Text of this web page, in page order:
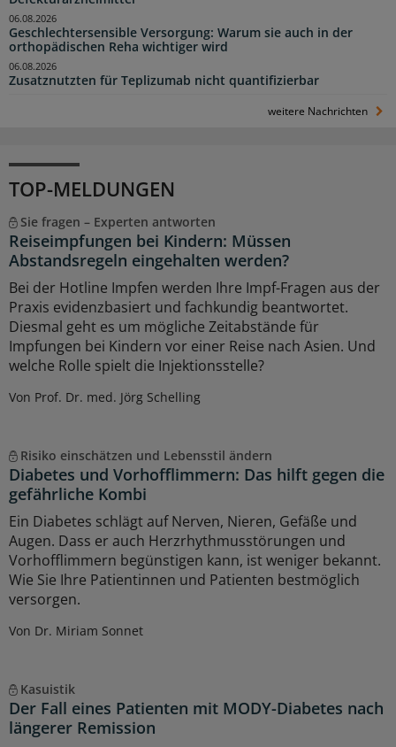
Geschlechtersensible Versorgung: Warum sie auch in der
orthopädischen Reha wichtiger wird
06.08.2026
Zusatznutzten für Teplizumab nicht quantifizierbar
06.08.2026
weitere Nachrichten
TOP-MELDUNGEN
Sie fragen – Experten antworten
Reiseimpfungen bei Kindern: Müssen
Abstandsregeln eingehalten werden?
Bei der Hotline Impfen werden Ihre Impf-Fragen aus der
Praxis evidenzbasiert und fachkundig beantwortet.
Diesmal geht es um mögliche Zeitabstände für
Impfungen bei Kindern vor einer Reise nach Asien. Und
welche Rolle spielt die Injektionsstelle?
Von Prof. Dr. med. Jörg Schelling
Risiko einschätzen und Lebensstil ändern
Diabetes und Vorhofflimmern: Das hilft gegen die
gefährliche Kombi
Ein Diabetes schlägt auf Nerven, Nieren, Gefäße und
Augen. Dass er auch Herzrhythmusstörungen und
Vorhofflimmern begünstigen kann, ist weniger bekannt.
Wie Sie Ihre Patientinnen und Patienten bestmöglich
versorgen.
Von Dr. Miriam Sonnet
Kasuistik
Der Fall eines Patienten mit MODY-Diabetes nach
längerer Remission